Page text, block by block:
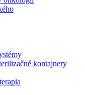
katalóg B.
portfóliom.​
nás.
kontajnery